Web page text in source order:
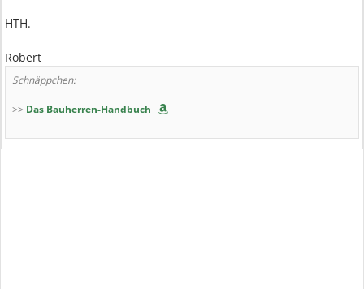
HTH.
Robert
Schnäppchen:
>> Das Bauherren-Handbuch